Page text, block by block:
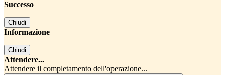
Successo
Chiudi
Informazione
Chiudi
Attendere...
Attendere il completamento dell'operazione...